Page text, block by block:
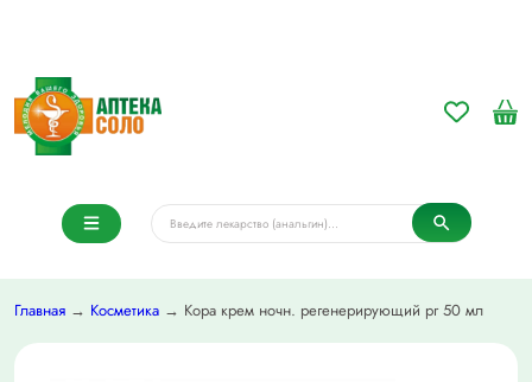
Главная → Косметика → Кора крем ночн. регенерирующий pr 50 мл